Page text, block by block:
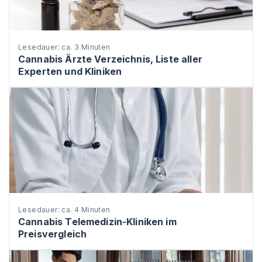
Lesedauer: ca. 3 Minuten
Cannabis Ärzte Verzeichnis, Liste aller
Experten und Kliniken
Lesedauer: ca. 4 Minuten
Cannabis Telemedizin-Kliniken im
Preisvergleich